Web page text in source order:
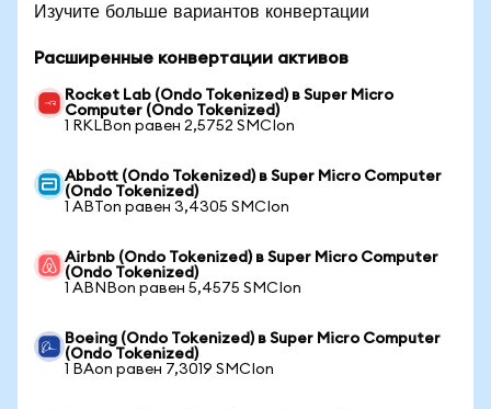
Изучите больше вариантов конвертации
Расширенные конвертации активов
Rocket Lab (Ondo Tokenized) в Super Micro
Computer (Ondo Tokenized)
1 RKLBon равен 2,5752 SMCIon
Abbott (Ondo Tokenized) в Super Micro Computer
(Ondo Tokenized)
1 ABTon равен 3,4305 SMCIon
Airbnb (Ondo Tokenized) в Super Micro Computer
(Ondo Tokenized)
1 ABNBon равен 5,4575 SMCIon
Boeing (Ondo Tokenized) в Super Micro Computer
(Ondo Tokenized)
1 BAon равен 7,3019 SMCIon